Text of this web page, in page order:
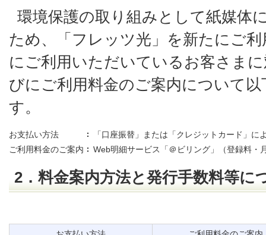
環境保護の取り組みとして紙媒体
ため、「フレッツ光」を新たにご
にご利用いただいているお客さま
びにご利用料金のご案内について
す。
お支払い方法
「口座振替」または「クレジットカード」に
ご利用料金のご案内
Web明細サービス「＠ビリング」（登録料・
2．料金案内方法と発行手数料等に